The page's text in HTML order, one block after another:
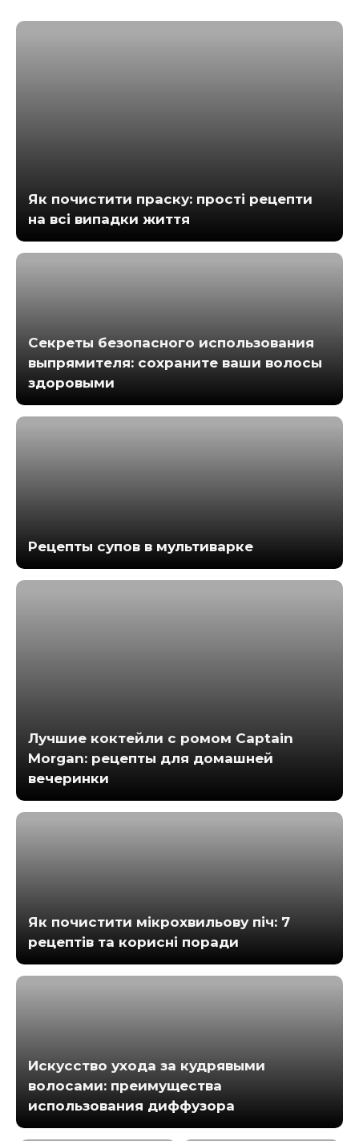
Як почистити праску: прості рецепти
на всі випадки життя
Секреты безопасного использования
выпрямителя: сохраните ваши волосы
здоровыми
Рецепты супов в мультиварке
Лучшие коктейли с ромом Captain
Morgan: рецепты для домашней
вечеринки
Як почистити мікрохвильову піч: 7
рецептів та корисні поради
Искусство ухода за кудрявыми
волосами: преимущества
использования диффузора